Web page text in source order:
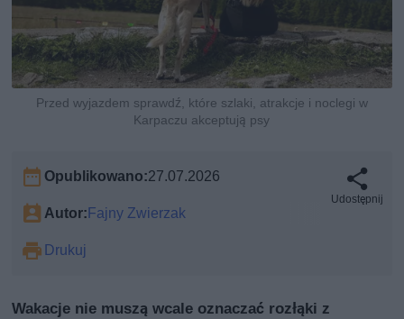
Przed wyjazdem sprawdź, które szlaki, atrakcje i noclegi w
Karpaczu akceptują psy
Opublikowano:27.07.2026
Autor:Fajny Zwierzak
Drukuj
Udostępnij
Wakacje nie muszą wcale oznaczać rozłąki z